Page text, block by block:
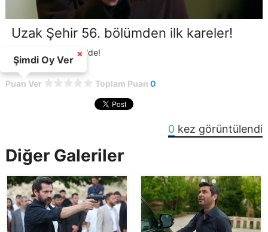
Uzak Şehir 56. bölümden ilk kareler!
Uzak Şehir Kanal D'de!
Puan Ver Toplam Puan 0
0 kez görüntülendi
Diğer Galeriler
Şimdi Oy Ver
×